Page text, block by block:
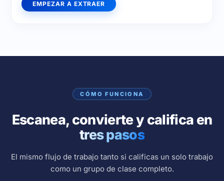
EMPEZAR A EXTRAER
CÓMO FUNCIONA
Escanea, convierte y califica en
tres pasos
El mismo flujo de trabajo tanto si calificas un solo trabajo
como un grupo de clase completo.